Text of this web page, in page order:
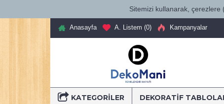
Sitemizi kullanarak, çerezlere
Anasayfa A. Listem (0) Kampanyalar
KATEGORILER DEKORATİF